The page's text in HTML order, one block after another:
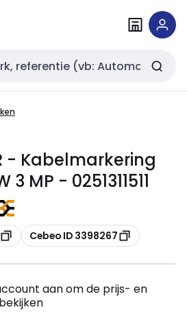
- Kabelmarkering
3 MP - 0251311511
Kopiëren
Cebeo ID 3398267
aan om de prijs- en